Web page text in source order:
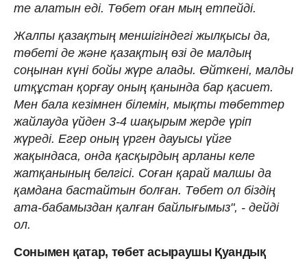
те алатын еді. Төбет оған мың етпейді.
Жалпы қазақтың меншігіндегі жылқысы да,
төбеті де және қазақтың өзі де малдың
соңынан күні бойы жүре алады. Өйткені, малды
итқұстан қорғау оның қанында бар қасиет.
Мен бала кезімнен білемін, мықты төбеттер
жайлауда үйден 3-4 шақырым жерде үріп
жүреді. Егер оның үрген дауысы үйге
жақындаса, онда қасқырдың арланы келе
жатқанының белгісі. Соған қарай малшы да
қамдана бастайтын болған. Төбет ол біздің
ата-бабамыздан қалған байлығымыз", - дейді
ол.
Сонымен қатар, төбет асыраушы Қуандық